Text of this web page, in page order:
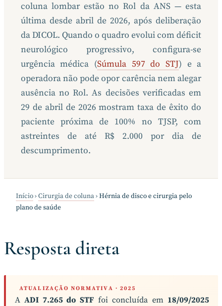
coluna lombar estão no Rol da ANS — esta
última desde abril de 2026, após deliberação
da DICOL. Quando o quadro evolui com déficit
neurológico progressivo, configura-se
urgência médica (Súmula 597 do STJ) e a
operadora não pode opor carência nem alegar
ausência no Rol. As decisões verificadas em
29 de abril de 2026 mostram taxa de êxito do
paciente próxima de 100% no TJSP, com
astreintes de até R$ 2.000 por dia de
descumprimento.
Início›Cirurgia de coluna›Hérnia de disco e cirurgia pelo
plano de saúde
Resposta direta
ATUALIZAÇÃO NORMATIVA · 2025
AADI 7.265 do STF foi concluída em 18/09/2025